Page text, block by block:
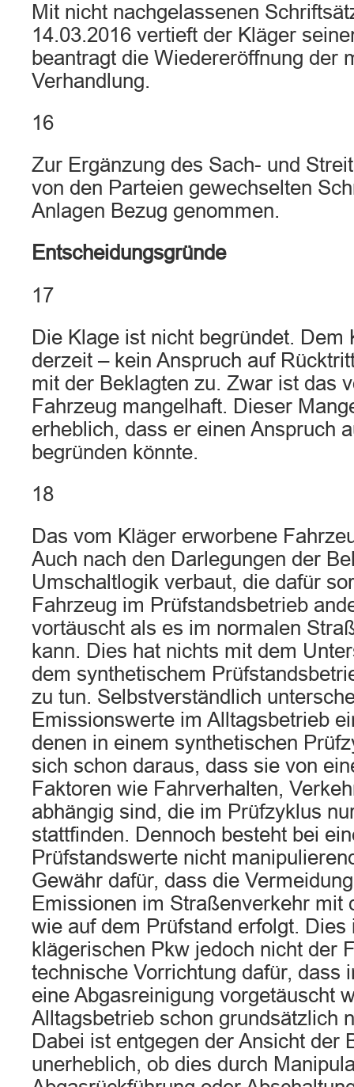
Mit nicht nachgelassenen
14.03.2016 vertieft der Kläger
beantragt die Wiedereröffnung der
Verhandlung.
16
Zur Ergänzung des Sach- und
von den Parteien gewechselten
Anlagen Bezug genommen.
Entscheidungsgründe
17
Die Klage ist nicht begründet. Dem
derzeit – kein Anspruch auf
mit der Beklagten zu. Zwar ist das
Fahrzeug mangelhaft. Dieser
erheblich, dass er einen Anspruch
begründen könnte.
18
Das vom Kläger erworbene
Auch nach den Darlegungen der
Umschaltlogik verbaut, die dafür
Fahrzeug im Prüfstandsbetrieb
vortäuscht als es im normalen
kann. Dies hat nichts mit dem
dem synthetischem
zu tun. Selbstverständlich
Emissionswerte im Alltagsbetrieb
denen in einem synthetischen
sich schon daraus, dass sie von
Faktoren wie Fahrverhalten,
abhängig sind, die im Prüfzyklus
stattfinden. Dennoch besteht bei
Prüfstandswerte nicht
Gewähr dafür, dass die
Emissionen im Straßenverkehr mit
wie auf dem Prüfstand erfolgt. Dies
klägerischen Pkw jedoch nicht der
technische Vorrichtung dafür, dass
eine Abgasreinigung vorgetäuscht
Alltagsbetrieb schon grundsätzlich
Dabei ist entgegen der Ansicht der
unerheblich, ob dies durch